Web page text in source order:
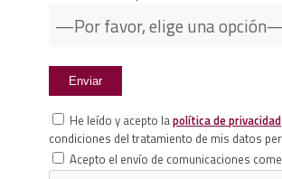
He leído y acepto lapolítica de privacidad
condiciones del tratamiento de mis datos
Acepto el envío de comunicaciones